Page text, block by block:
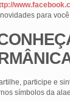
para
participe e
símbolos da